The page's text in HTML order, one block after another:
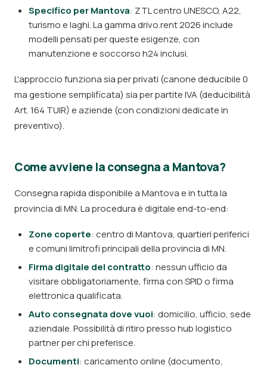
Specifico per Mantova: ZTL centro UNESCO, A22,
turismo e laghi. La gamma drivo.rent 2026 include
modelli pensati per queste esigenze, con
manutenzione e soccorso h24 inclusi.
L'approccio funziona sia per privati (canone deducibile 0
ma gestione semplificata) sia per partite IVA (deducibilità
Art. 164 TUIR) e aziende (con condizioni dedicate in
preventivo).
Come avviene la consegna a Mantova?
Consegna rapida disponibile a Mantova e in tutta la
provincia di MN. La procedura è digitale end-to-end:
Zone coperte: centro di Mantova, quartieri periferici
e comuni limitrofi principali della provincia di MN.
Firma digitale del contratto: nessun ufficio da
visitare obbligatoriamente, firma con SPID o firma
elettronica qualificata.
Auto consegnata dove vuoi: domicilio, ufficio, sede
aziendale. Possibilità di ritiro presso hub logistico
partner per chi preferisce.
Documenti: caricamento online (documento,